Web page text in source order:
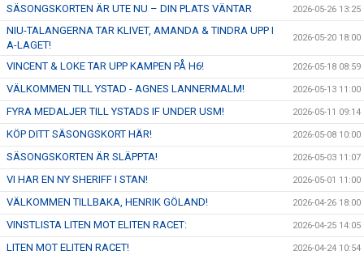
SÄSONGSKORTEN ÄR UTE NU – DIN PLATS VÄNTAR 2026-05-26 13:25
NIU-TALANGERNA TAR KLIVET, AMANDA & TINDRA UPP I
A-LAGET!
2026-05-20 18:00
VINCENT & LOKE TAR UPP KAMPEN PÅ H6! 2026-05-18 08:59
VÄLKOMMEN TILL YSTAD - AGNES LANNERMALM! 2026-05-13 11:00
FYRA MEDALJER TILL YSTADS IF UNDER USM! 2026-05-11 09:14
KÖP DITT SÄSONGSKORT HÄR! 2026-05-08 10:00
SÄSONGSKORTEN ÄR SLÄPPTA! 2026-05-03 11:07
VI HAR EN NY SHERIFF I STAN! 2026-05-01 11:00
VÄLKOMMEN TILLBAKA, HENRIK GÖLAND! 2026-04-26 18:00
VINSTLISTA LITEN MOT ELITEN RACET: 2026-04-25 14:05
LITEN MOT ELITEN RACET! 2026-04-24 10:54